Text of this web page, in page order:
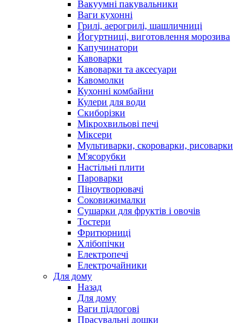
Вакуумні пакувальники
Ваги кухонні
Грилі, аерогрилі, шашличниці
Йогуртниці, виготовлення морозива
Капучинатори
Кавоварки
Кавоварки та аксесуари
Кавомолки
Кухонні комбайни
Кулери для води
Скиборізки
Мікрохвильові печі
Міксери
Мультиварки, скороварки, рисоварки
М'ясорубки
Настільні плити
Пароварки
Піноутворювачі
Соковижималки
Сушарки для фруктів і овочів
Тостери
Фритюрниці
Хлібопічки
Електропечі
Електрочайники
Для дому
Назад
Для дому
Ваги підлогові
Прасувальні дошки